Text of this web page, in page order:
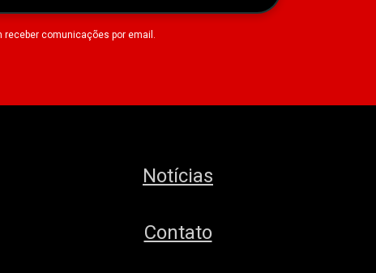
comunicações por email.
Notícias
Contato